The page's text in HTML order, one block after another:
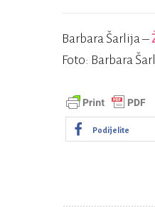
Barbara Šarlija –
Foto: Barbara
Podijelite